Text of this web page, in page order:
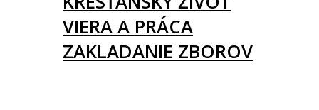
VIERA A PRÁCA
ZAKLADANIE ZBOROV